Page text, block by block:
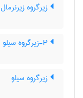
زیرگروه زیرنرمال
زیرگروه سیلو